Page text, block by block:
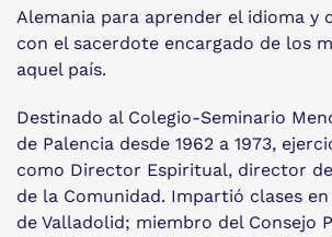
Alemania para aprender el idioma y
con el sacerdote encargado de los
aquel país.
Destinado al Colegio-Seminario
de Palencia desde 1962 a 1973,
como Director Espiritual, director
de la Comunidad. Impartió clases
de Valladolid; miembro del Consejo